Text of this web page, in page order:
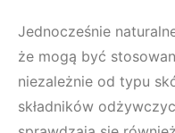
Jednocześnie
że mogą być
niezależnie od typu
składników